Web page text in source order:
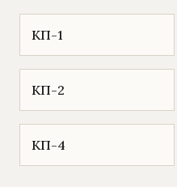
КП-1
КП-2
КП-4